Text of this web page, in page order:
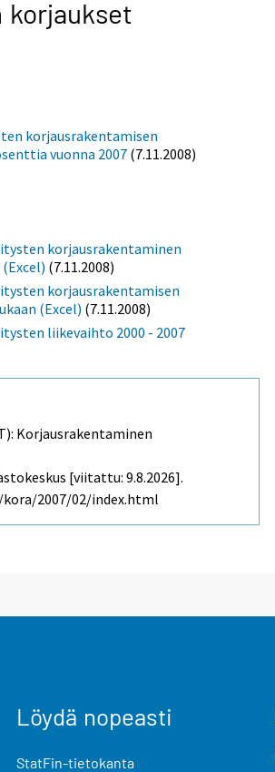
korjaukset
korjausrakentamisen
vuonna 2007 (7.11.2008)
korjausrakentaminen
(7.11.2008)
korjausrakentamisen
(Excel) (7.11.2008)
liikevaihto 2000 - 2007
Korjausrakentaminen
[viitattu: 9.8.2026].
2007/02/index.html
Löydä nopeasti
StatFin-tietokanta